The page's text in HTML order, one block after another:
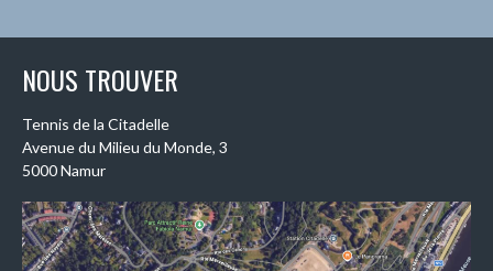
ARTICLES
NOUS TROUVER
Tennis de la Citadelle
Avenue du Milieu du Monde, 3
5000 Namur